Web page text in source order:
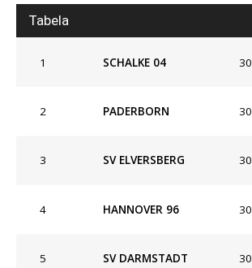
Tabela
1 SCHALKE 04 30
2 PADERBORN 30
3 SV ELVERSBERG 30
4 HANNOVER 96 30
5 SV DARMSTADT 30